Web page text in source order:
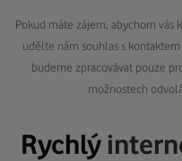
Pokud máte zájem, abychom vás
udělte nám souhlas s
budeme zpracovávat pouze
možnostech
Rychlý